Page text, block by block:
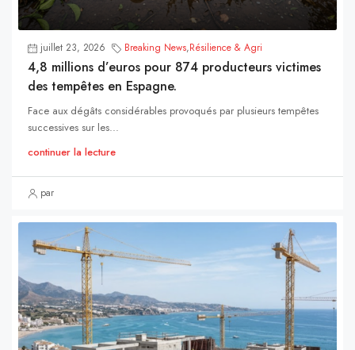
juillet 23, 2026 Breaking News,Résilience & Agri
4,8 millions d’euros pour 874 producteurs victimes
des tempêtes en Espagne.
Face aux dégâts considérables provoqués par plusieurs tempêtes
successives sur les...
continuer la lecture
par